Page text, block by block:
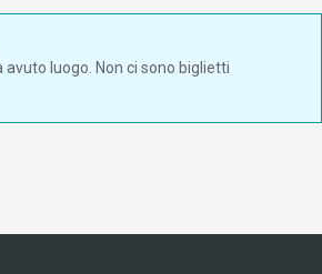
avuto luogo. Non ci sono biglietti